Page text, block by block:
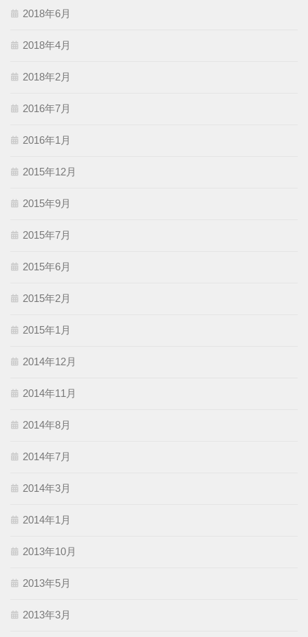
2018年6月
2018年4月
2018年2月
2016年7月
2016年1月
2015年12月
2015年9月
2015年7月
2015年6月
2015年2月
2015年1月
2014年12月
2014年11月
2014年8月
2014年7月
2014年3月
2014年1月
2013年10月
2013年5月
2013年3月